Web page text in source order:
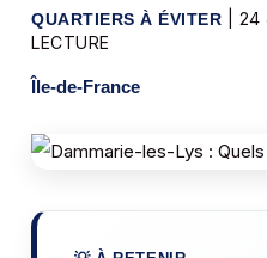
QUARTIERS À ÉVITER 24
LECTURE
Île-de-France